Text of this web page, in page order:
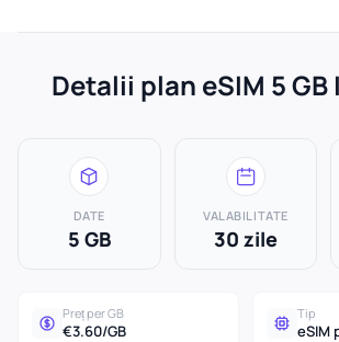
Detalii plan eSIM 5
DATE
5 GB
VALABILITATE
30 zile
Preț per GB
€3.60/GB
Tip
eSIM